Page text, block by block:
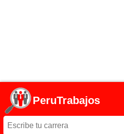
PeruTrabajos